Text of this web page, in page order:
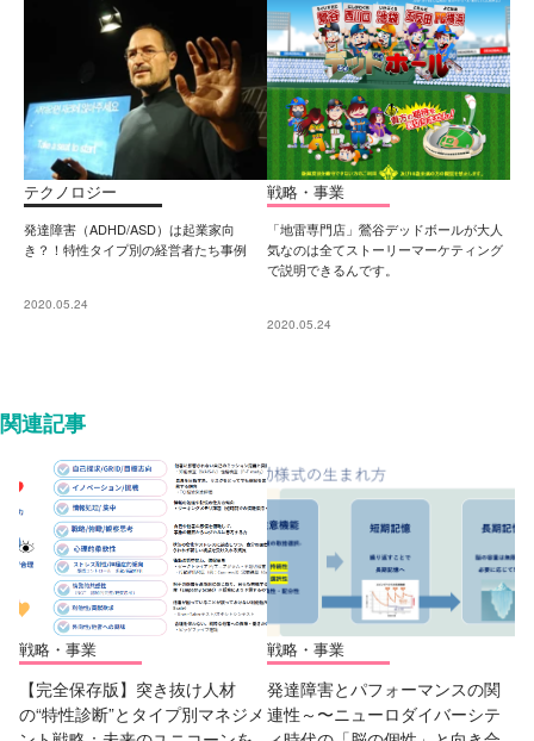
テクノロジー
発達障害（ADHD/ASD）は起業家向
き？！特性タイプ別の経営者たち事例
2020.05.24
戦略・事業
「地雷専門店」鶯谷デッドボールが大人
気なのは全てストーリーマーケティング
で説明できるんです。
2020.05.24
関連記事
戦略・事業
【完全保存版】突き抜け人材
の“特性診断”とタイプ別マネジメ
戦略・事業
発達障害とパフォーマンスの関
連性～〜ニューロダイバーシテ